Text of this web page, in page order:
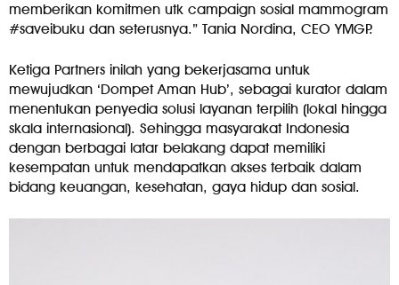
memberikan komitmen utk campaign sosial mammogram
#saveibuku dan seterusnya.” Tania Nordina, CEO YMGP.
Ketiga Partners inilah yang bekerjasama untuk
mewujudkan ‘Dompet Aman Hub’, sebagai kurator dalam
menentukan penyedia solusi layanan terpilih (lokal hingga
skala internasional). Sehingga masyarakat Indonesia
dengan berbagai latar belakang dapat memiliki
kesempatan untuk mendapatkan akses terbaik dalam
bidang keuangan, kesehatan, gaya hidup dan sosial.